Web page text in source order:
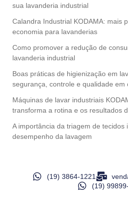
sua lavanderia industrial
Calandra Industrial KODAMA: mais
economia para lavanderias
Como promover a redução de
lavanderia industrial
Boas práticas de higienização em
segurança, controle e qualidade em
Máquinas de lavar industriais
transforma a rotina e os resultados
A importância da triagem de tecidos
desempenho da lavagem
(19) 3864-1221
(19)